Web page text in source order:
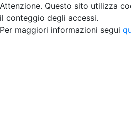
Attenzione. Questo sito utilizza
il conteggio degli accessi.
Per maggiori informazioni segui